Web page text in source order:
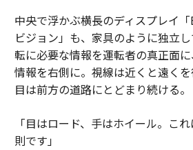
中央で浮かぶ横長のディスプレイ「
ビジョン」も、家具のように独立
転に必要な情報を運転者の真正面
情報を右側に。視線は近くと遠く
目は前方の道路にとどまり続ける。
「目はロード、手はホイール。こ
則です」